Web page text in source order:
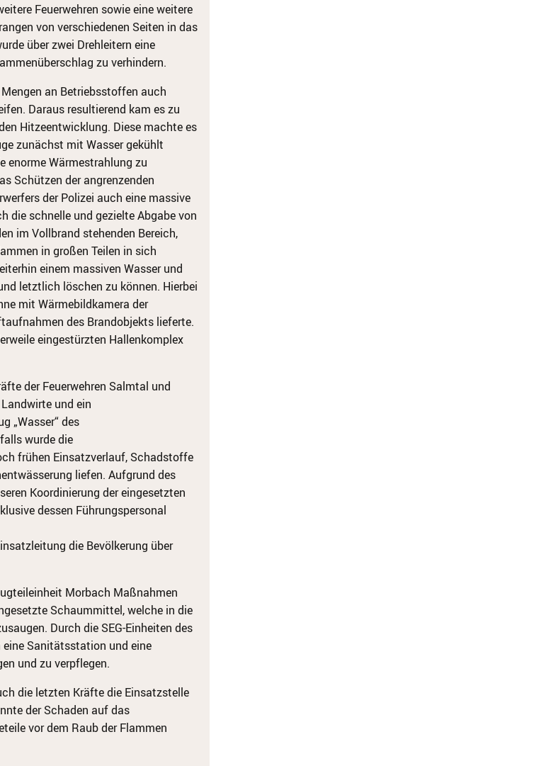
Feuerwehren sowie eine weitere
von verschiedenen Seiten in das
über zwei Drehleitern eine
zu verhindern.
an Betriebsstoffen auch
Daraus resultierend kam es zu
Hitzeentwicklung. Diese machte es
zunächst mit Wasser gekühlt
enorme Wärmestrahlung zu
Schützen der angrenzenden
der Polizei auch eine massive
die schnelle und gezielte Abgabe von
im Vollbrand stehenden Bereich,
in großen Teilen in sich
einem massiven Wasser und
letztlich löschen zu können. Hierbei
mit Wärmebildkamera der
des Brandobjekts lieferte.
eingestürzten Hallenkomplex
der Feuerwehren Salmtal und
und ein
„Wasser“ des
wurde die
frühen Einsatzverlauf, Schadstoffe
liefen. Aufgrund des
Koordinierung der eingesetzten
dessen Führungspersonal
die Bevölkerung über
Morbach Maßnahmen
Schaummittel, welche in die
Durch die SEG-Einheiten des
Sanitätsstation und eine
und zu verpflegen.
die letzten Kräfte die Einsatzstelle
der Schaden auf das
vor dem Raub der Flammen